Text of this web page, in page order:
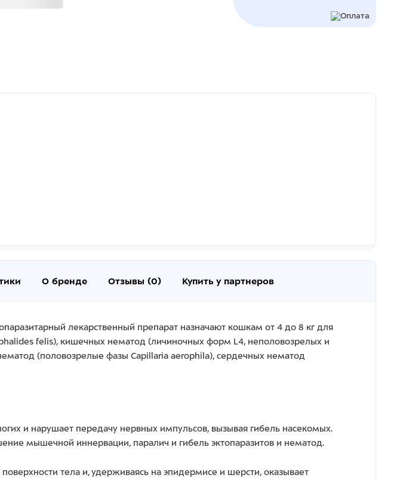
О бренде Отзывы (0) Купить у партнеров
лекарственный препарат назначают кошкам от 4 до 8 кг для
felis), кишечных нематод (личиночных форм L4, неполовозрелых и
(половозрелые фазы Capillaria aerophila), сердечных нематод
и нарушает передачу нервных импульсов, вызывая гибель насекомых.
мышечной иннервации, паралич и гибель эктопаразитов и нематод.
тела и, удерживаясь на эпидермисе и шерсти, оказывает